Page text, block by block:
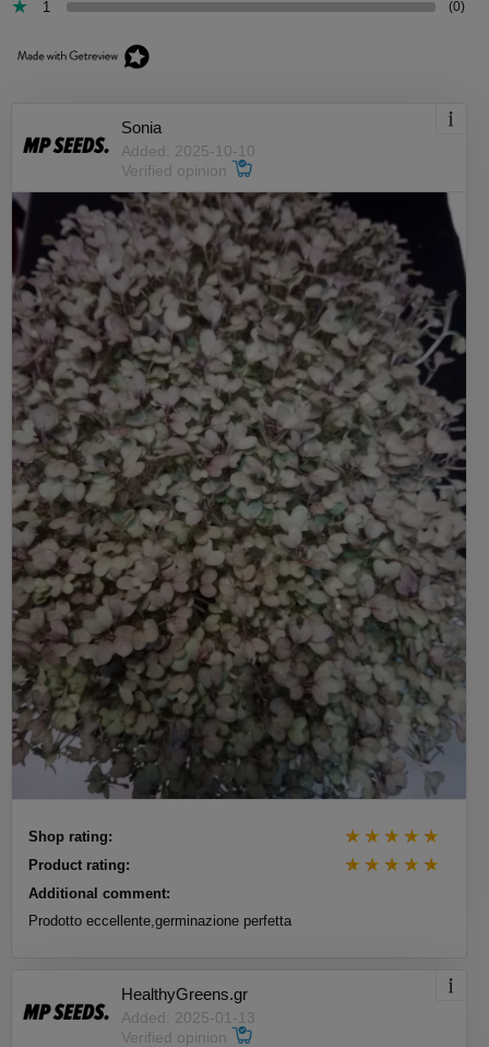
1 (0)
Sonia
Added: 2025-10-10
Verified opinion
Shop rating:
Product rating:
Additional comment:
Prodotto eccellente,germinazione perfetta
HealthyGreens.gr
Added: 2025-01-13
Verified opinion